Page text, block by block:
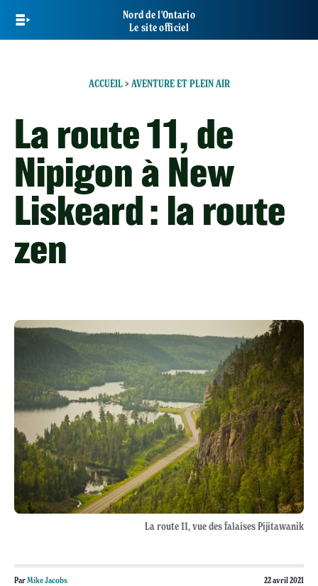
main
Nord de l'Ontario
Le site officiel
ACCUEIL> AVENTURE ET PLEIN AIR
La route 11, de
Nipigon à New
Liskeard : la route
zen
La route 11, vue des falaises Pijitawanik
ParMike Jacobs 22 avril 2021